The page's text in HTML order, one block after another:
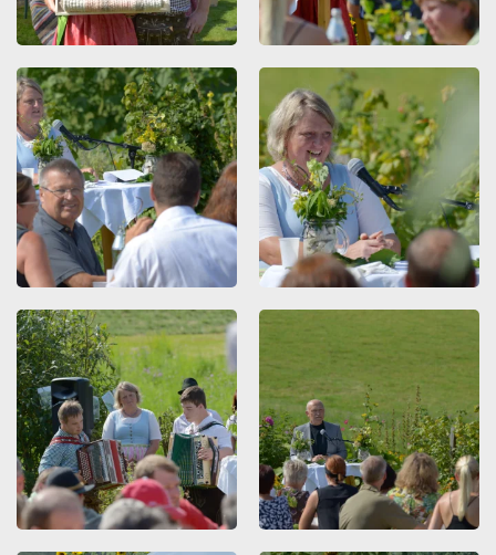
ZOOMEN ZOOMEN
ZOOMEN ZOOMEN